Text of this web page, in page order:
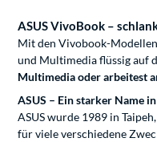
ASUS VivoBook –
Mit den Vivobook-
und Multimedia flüssig auf
Multimedia oder arbeitest
ASUS – Ein starker Name
ASUS wurde 1989 in
für viele verschiedene